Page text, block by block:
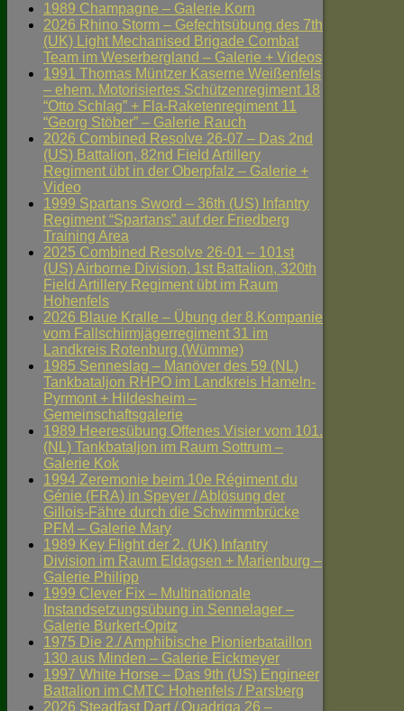
1989 Champagne – Galerie Korn
2026 Rhino Storm – Gefechtsübung des 7th
(UK) Light Mechanised Brigade Combat
Team im Weserbergland – Galerie + Videos
1991 Thomas Müntzer Kaserne Weißenfels
– ehem. Motorisiertes Schützenregiment 18
“Otto Schlag” + Fla-Raketenregiment 11
“Georg Stöber” – Galerie Rauch
2026 Combined Resolve 26-07 – Das 2nd
(US) Battalion, 82nd Field Artillery
Regiment übt in der Oberpfalz – Galerie +
Video
1999 Spartans Sword – 36th (US) Infantry
Regiment “Spartans” auf der Friedberg
Training Area
2025 Combined Resolve 26-01 – 101st
(US) Airborne Division, 1st Battalion, 320th
Field Artillery Regiment übt im Raum
Hohenfels
2026 Blaue Kralle – Übung der 8.Kompanie
vom Fallschirmjägerregiment 31 im
Landkreis Rotenburg (Wümme)
1985 Senneslag – Manöver des 59 (NL)
Tankbataljon RHPO im Landkreis Hameln-
Pyrmont + Hildesheim –
Gemeinschaftsgalerie
1989 Heeresübung Offenes Visier vom 101.
(NL) Tankbataljon im Raum Sottrum –
Galerie Kok
1994 Zeremonie beim 10e Régiment du
Génie (FRA) in Speyer / Ablösung der
Gillois-Fähre durch die Schwimmbrücke
PFM – Galerie Mary
1989 Key Flight der 2. (UK) Infantry
Division im Raum Eldagsen + Marienburg –
Galerie Philipp
1999 Clever Fix – Multinationale
Instandsetzungsübung in Sennelager –
Galerie Burkert-Opitz
1975 Die 2./ Amphibische Pionierbataillon
130 aus Minden – Galerie Eickmeyer
1997 White Horse – Das 9th (US) Engineer
Battalion im CMTC Hohenfels / Parsberg
2026 Steadfast Dart / Quadriga 26 –